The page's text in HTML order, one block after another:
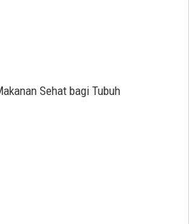
Sehat bagi Tubuh